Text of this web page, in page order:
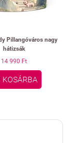
Pillangóváros nagy
hátizsák
14 990 Ft
KOSÁRBA